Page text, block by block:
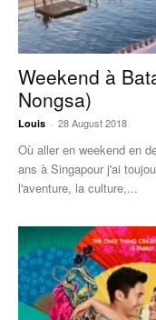
Weekend à
Nongsa)
Louis - 28 August 2018
Où aller en weekend en
ans à Singapour j'ai
l'aventure, la culture,...